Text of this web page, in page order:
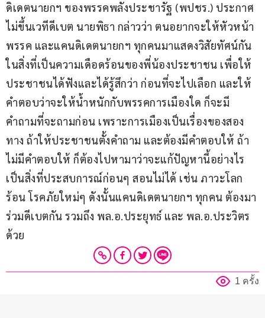
ดิเดตนายกฯ ของพรรคพลังประชารัฐ (พปชร.) ประกาศ
ไม่ขึ้นเวทีดีเบต นายพิธา กล่าวว่า ตนอยากจะให้หัวหน้า
พรรค และแคนดิเดตนายกฯ ทุกคนมาแสดงวิสัยทัศน์กัน
ในสิ่งที่เป็นความเดือดร้อนของพี่น้องประชาชน เพื่อให้
ประชาชนได้ฟังและได้รู้สึกว่า ก่อนที่จะไปเลือก และให้
คำตอบว่าจะให้น้ำหนักกับพรรคการเมืองใด ก็จะมี
คำถามที่จะถามก่อน เพราะการเมืองเป็นเรื่องของสอง
ทาง ถ้าให้ประชาชนตั้งคำถาม และต้องมีคำตอบให้ ถ้า
ไม่มีคำตอบให้ ก็ต้องไปหามาว่าจะแก้ปัญหานี้อย่างไร
เป็นสิ่งที่ประสบการณ์ก่อนๆ สอนไม่ได้ เช่น ภาวะโลก
ร้อน โรคภัยใหม่ๆ ดังนั้นแคนดิเดตนายกฯ ทุกคน ต้องมา
ร่วมดีเบตกัน รวมถึง พล.อ.ประยุทธ์ และ พล.อ.ประวิตร
ด้วย
1 ครั้ง